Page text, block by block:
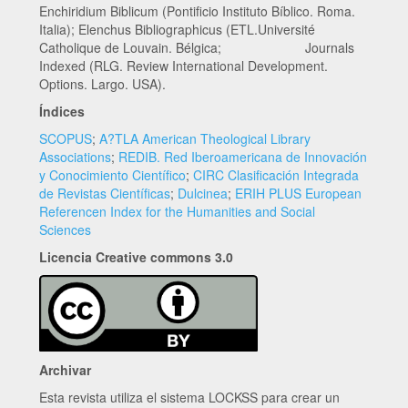
Enchiridium Biblicum (Pontificio Instituto Bíblico. Roma.
Italia); Elenchus Bibliographicus (ETL.Université
Catholique de Louvain. Bélgica; Journals
Indexed (RLG. Review International Development.
Options. Largo. USA).
Índices
SCOPUS; A?TLA American Theological Library
Associations; REDIB. Red Iberoamericana de Innovación
y Conocimiento Científico; CIRC Clasificación Integrada
de Revistas Científicas; Dulcinea; ERIH PLUS European
Referencen Index for the Humanities and Social
Sciences
Licencia Creative commons 3.0
Archivar
Esta revista utiliza el sistema LOCKSS para crear un